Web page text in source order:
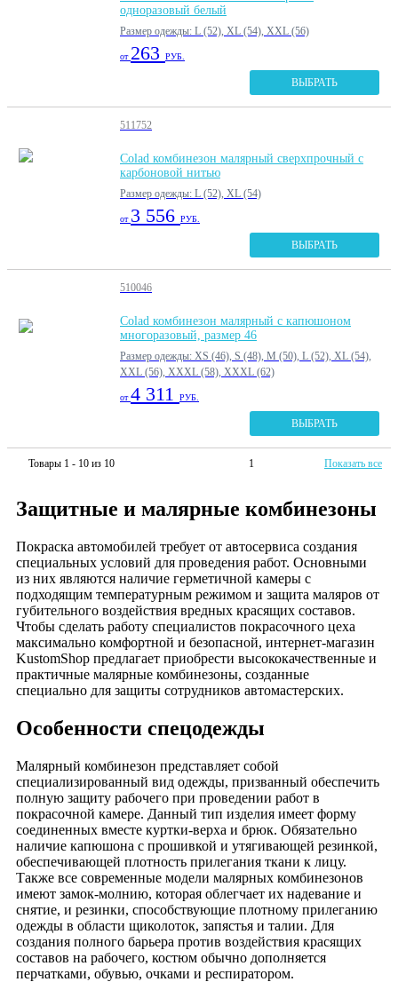
одноразовый белый
Размер одежды: L (52), XL (54), XXL (56)
от 263 РУБ.
ВЫБРАТЬ
511752
Colad комбинезон малярный сверхпрочный с
карбоновой нитью
Размер одежды: L (52), XL (54)
от 3 556 РУБ.
ВЫБРАТЬ
510046
Colad комбинезон малярный с капюшоном
многоразовый, размер 46
Размер одежды: XS (46), S (48), M (50), L (52), XL (54),
XXL (56), XXXL (58), XXXL (62)
от4 311 РУБ.
ВЫБРАТЬ
Товары 1 - 10 из 10 1 Показать все
Защитные и малярные комбинезоны
Покраска автомобилей требует от автосервиса создания
специальных условий для проведения работ. Основными
из них являются наличие герметичной камеры с
подходящим температурным режимом и защита маляров от
губительного воздействия вредных красящих составов.
Чтобы сделать работу специалистов покрасочного цеха
максимально комфортной и безопасной, интернет-магазин
KustomShop предлагает приобрести высококачественные и
практичные малярные комбинезоны, созданные
специально для защиты сотрудников автомастерских.
Особенности спецодежды
Малярный комбинезон представляет собой
специализированный вид одежды, призванный обеспечить
полную защиту рабочего при проведении работ в
покрасочной камере. Данный тип изделия имеет форму
соединенных вместе куртки-верха и брюк. Обязательно
наличие капюшона с прошивкой и утягивающей резинкой,
обеспечивающей плотность прилегания ткани к лицу.
Также все современные модели малярных комбинезонов
имеют замок-молнию, которая облегчает их надевание и
снятие, и резинки, способствующие плотному прилеганию
одежды в области щиколоток, запястья и талии. Для
создания полного барьера против воздействия красящих
составов на рабочего, костюм обычно дополняется
перчатками, обувью, очками и респиратором.